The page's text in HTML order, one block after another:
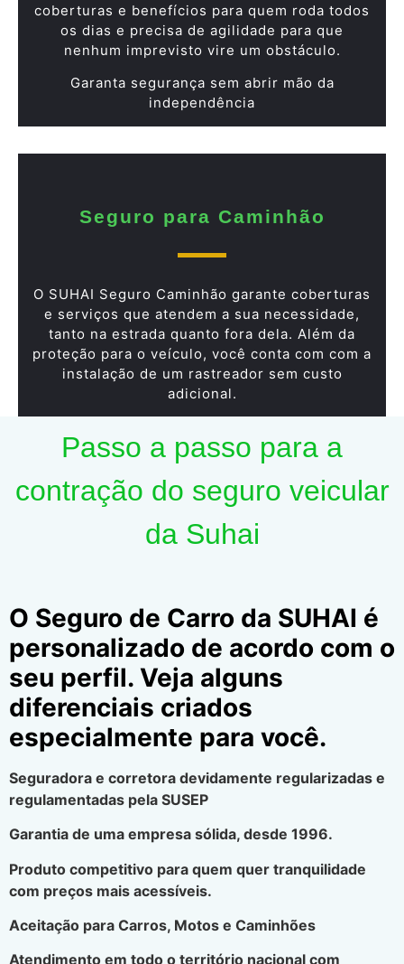
coberturas e benefícios para quem roda todos
os dias e precisa de agilidade para que
nenhum imprevisto vire um obstáculo.
Garanta segurança sem abrir mão da
independência
Seguro para Caminhão
O SUHAI Seguro Caminhão garante coberturas
e serviços que atendem a sua necessidade,
tanto na estrada quanto fora dela. Além da
proteção para o veículo, você conta com com a
instalação de um rastreador sem custo
adicional.
Passo a passo para a
contração do seguro veicular
da Suhai
O Seguro de Carro da SUHAI é
personalizado de acordo com o
seu perfil. Veja alguns
diferenciais criados
especialmente para você.
Seguradora e corretora devidamente regularizadas e
regulamentadas pela SUSEP
Garantia de uma empresa sólida, desde 1996.
Produto competitivo para quem quer tranquilidade
com preços mais acessíveis.
Aceitação para Carros, Motos e Caminhões
Atendimento em todo o território nacional com